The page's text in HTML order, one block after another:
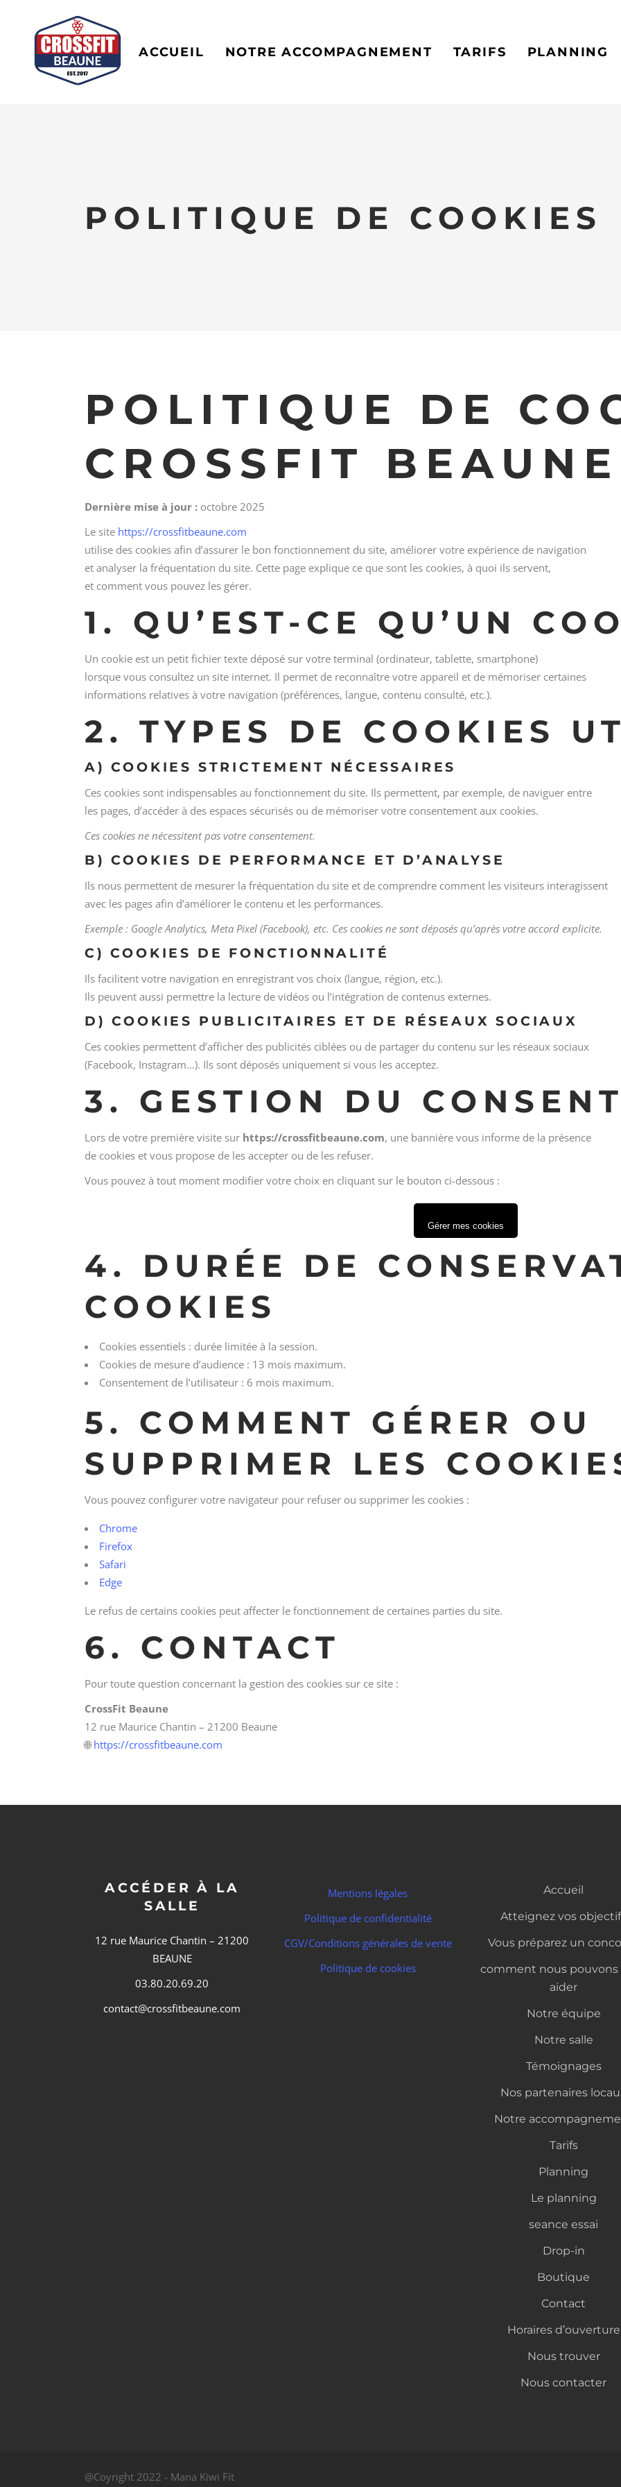
ACCUEIL NOTRE ACCOMPAGNEMENT TARIFS PLANNING
POLITIQUE DE COOKIES
POLITIQUE DE
CROSSFIT BEAUNE
Dernière mise à jour : octobre 2025
Le site https://crossfitbeaune.com
utilise des cookies afin d’assurer le bon fonctionnement du site, améliorer votre expérience de navigation
et analyser la fréquentation du site. Cette page explique ce que sont les cookies, à quoi ils servent,
et comment vous pouvez les gérer.
1. QU’EST-CE QU’UN
Un cookie est un petit fichier texte déposé sur votre terminal (ordinateur, tablette, smartphone)
lorsque vous consultez un site internet. Il permet de reconnaître votre appareil et de mémoriser certaines
informations relatives à votre navigation (préférences, langue, contenu consulté, etc.).
2. TYPES DE COOKIES
A) COOKIES STRICTEMENT NÉCESSAIRES
Ces cookies sont indispensables au fonctionnement du site. Ils permettent, par exemple, de naviguer entre
les pages, d’accéder à des espaces sécurisés ou de mémoriser votre consentement aux cookies.
Ces cookies ne nécessitent pas votre consentement.
B) COOKIES DE PERFORMANCE ET D’ANALYSE
Ils nous permettent de mesurer la fréquentation du site et de comprendre comment les visiteurs interagissent
avec les pages afin d’améliorer le contenu et les performances.
Exemple : Google Analytics, Meta Pixel (Facebook), etc. Ces cookies ne sont déposés qu’après votre accord explicite.
C) COOKIES DE FONCTIONNALITÉ
Ils facilitent votre navigation en enregistrant vos choix (langue, région, etc.).
Ils peuvent aussi permettre la lecture de vidéos ou l’intégration de contenus externes.
D) COOKIES PUBLICITAIRES ET DE RÉSEAUX SOCIAUX
Ces cookies permettent d’afficher des publicités ciblées ou de partager du contenu sur les réseaux sociaux
(Facebook, Instagram…). Ils sont déposés uniquement si vous les acceptez.
3. GESTION DU
Lors de votre première visite sur https://crossfitbeaune.com, une bannière vous informe de la présence
de cookies et vous propose de les accepter ou de les refuser.
Vous pouvez à tout moment modifier votre choix en cliquant sur le bouton ci-dessous :
Gérer mes cookies
4. DURÉE DE
COOKIES
Cookies essentiels : durée limitée à la session.
Cookies de mesure d’audience : 13 mois maximum.
Consentement de l’utilisateur : 6 mois maximum.
5. COMMENT GÉRER OU
SUPPRIMER LES
Vous pouvez configurer votre navigateur pour refuser ou supprimer les cookies :
Chrome
Firefox
Safari
Edge
Le refus de certains cookies peut affecter le fonctionnement de certaines parties du site.
6. CONTACT
Pour toute question concernant la gestion des cookies sur ce site :
CrossFit Beaune
12 rue Maurice Chantin – 21200 Beaune
🌐https://crossfitbeaune.com
ACCÉDER À LA
SALLE
12 rue Maurice Chantin – 21200
BEAUNE
03.80.20.69.20
contact@crossfitbeaune.com
Mentions légales
Politique de confidentialité
CGV/Conditions générales de vente
Politique de cookies
Accueil
Atteignez vos
Vous préparez un
comment nous pouvons
aider
Notre équipe
Notre salle
Témoignages
Nos partenaires
Notre
Tarifs
Planning
Le planning
seance essai
Drop-in
Boutique
Contact
Horaires d’ouverture
Nous trouver
Nous contacter
@Coyright 2022 - Mana Kiwi Fit